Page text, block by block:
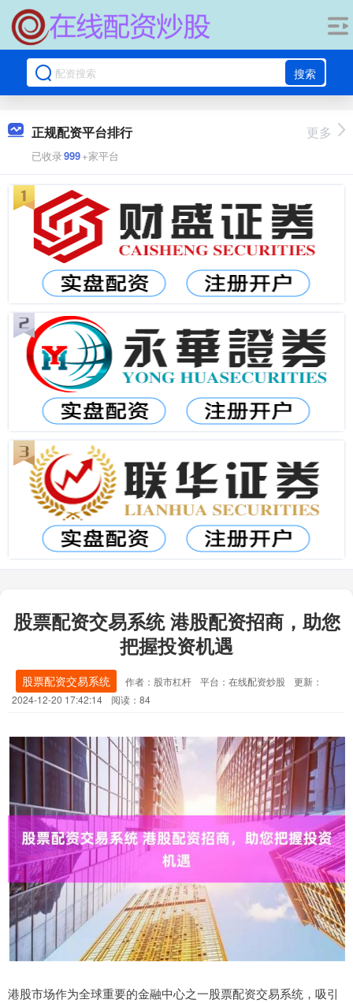
搜索
正规配资平台排行
已收录999+家平台
更多
股票配资交易系统 港股配资招商，助您
把握投资机遇
股票配资交易系统 作者：股市杠杆 平台：在线配资炒股
更新：
2024-12-20 17:42:14
阅读：84
港股市场作为全球重要的金融中心之一股票配资交易系统，吸引